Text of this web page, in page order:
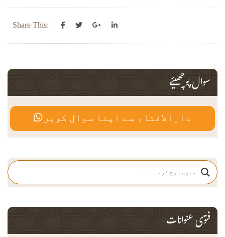
Share This:
سوال پوچھیئے
دارالافتاء سے اپنا سوال کریں
فتوی عنوانات